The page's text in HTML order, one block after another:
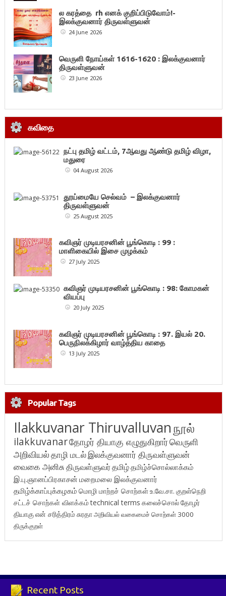
ல கரத்தை rh எனக் குறிப்பிடுவோம்!-
இலக்குவனார் திருவள்ளுவன்
24 June 2026
வெருளி நோய்கள் 1616-1620 : இலக்குவனார்
திருவள்ளுவன்
23 June 2026
கவிதை
நட்பு தமிழ் வட்டம், 7ஆவது ஆண்டு தமிழ் விழா,
மதுரை
04 August 2026
தூய்மையே செல்வம் – இலக்குவனார்
திருவள்ளுவன்
25 August 2025
கவிஞர் முடியரசனின் பூங்கொடி : 99 :
மாளிகையில் இசை முழக்கம்
27 July 2025
கவிஞர் முடியரசனின் பூங்கொடி : 98: கோமகன்
வியப்பு
20 July 2025
கவிஞர் முடியரசனின் பூங்கொடி : 97. இயல் 20.
பெருநிலக்கிழார் வாழ்த்திய காதை
13 July 2025
Popular Tags
Ilakkuvanar Thiruvalluvanநூல்
ilakkuvanarதோழர் தியாகு எழுதுகிறார்வெருளி
அறிவியல்தாழி மடல்இலக்குவனார் திருவள்ளுவன்
வைகை அனிசுதிருவள்ளுவர்தமிழ்தமிழ்ச்சொல்லாக்கம்
இ.பு.ஞானப்பிரகாசன் மறைமலை இலக்குவனார்
தமிழ்க்காப்புக்கழகம் மொழி மாற்றச் சொற்கள்உ.வே.சா. குறள்நெறி
சட்டச் சொற்கள் விளக்கம்technical terms கலைச்சொல்தோழர்
தியாகுஎன் சரித்திரம்சுரதாஅறிவியல் வகைமைச் சொற்கள் 3000
திருக்குறள்
Recent Posts